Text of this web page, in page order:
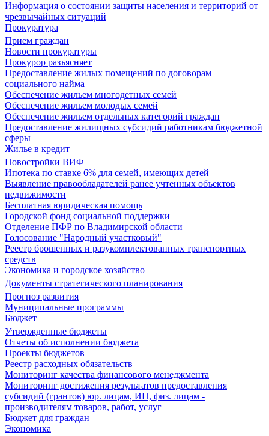
Информация о состоянии защиты населения и территорий от
чрезвычайных ситуаций
Прокуратура
Прием граждан
Новости прокуратуры
Прокурор разъясняет
Предоставление жилых помещений по договорам
социального найма
Обеспечение жильем многодетных семей
Обеспечение жильем молодых семей
Обеспечение жильем отдельных категорий граждан
Предоставление жилищных субсидий работникам бюджетной
сферы
Жилье в кредит
Новостройки ВИФ
Ипотека по ставке 6% для семей, имеющих детей
Выявление правообладателей ранее учтенных объектов
недвижимости
Бесплатная юридическая помощь
Городской фонд социальной поддержки
Отделение ПФР по Владимирской области
Голосование "Народный участковый"
Реестр брошенных и разукомплектованных транспортных
средств
Экономика и городское хозяйство
Документы стратегического планирования
Прогноз развития
Муниципальные программы
Бюджет
Утвержденные бюджеты
Отчеты об исполнении бюджета
Проекты бюджетов
Реестр расходных обязательств
Мониторинг качества финансового менеджмента
Мониторинг достижения результатов предоставления
субсидий (грантов) юр. лицам, ИП, физ. лицам -
производителям товаров, работ, услуг
Бюджет для граждан
Экономика